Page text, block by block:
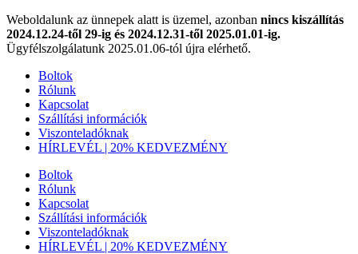
Weboldalunk az ünnepek alatt is üzemel, azonban nincs kiszállítás
2024.12.24-től 29-ig és 2024.12.31-től 2025.01.01-ig.
Ügyfélszolgálatunk 2025.01.06-tól újra elérhető.
Boltok
Rólunk
Kapcsolat
Szállítási információk
Viszonteladóknak
HÍRLEVÉL | 20% KEDVEZMÉNY
Boltok
Rólunk
Kapcsolat
Szállítási információk
Viszonteladóknak
HÍRLEVÉL | 20% KEDVEZMÉNY